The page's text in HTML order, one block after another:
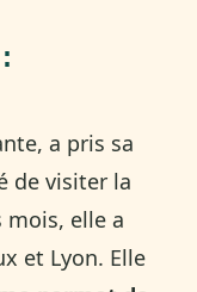
a pris sa
de visiter la
mois, elle a
et Lyon. Elle